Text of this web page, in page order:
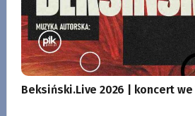
Beksiński.Live 2026 | koncert we